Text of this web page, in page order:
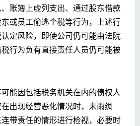
账簿上虚列支出、通过股东借款
或员工偷逃个税等行为，上述行
定风险，即使公司仍可能由法院
行为负有直接责任人员仍可能被
能因包括税务机关在内的债权人
出现经营恶化情况时，未雨绸
带责任的情形进行检视，必要时